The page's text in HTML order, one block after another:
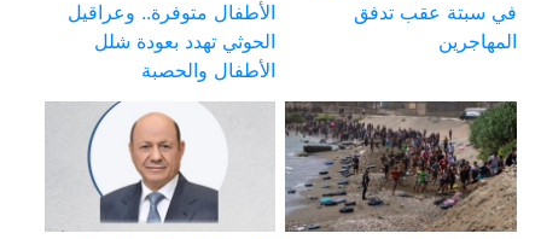
في سبتة عقب تدفق
المهاجرين
الأطفال متوفرة.. وعراقيل
الحوثي تهدد بعودة شلل
الأطفال والحصبة